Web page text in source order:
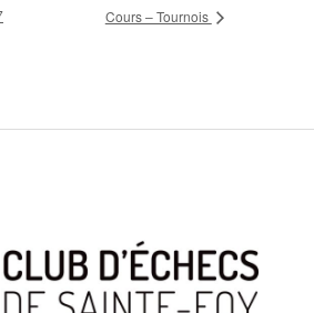
Cours – Tournois